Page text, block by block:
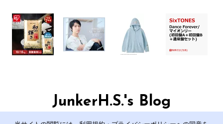
JunkerH.S.'s Blog
管理人のJunkerH.S.の日記です。